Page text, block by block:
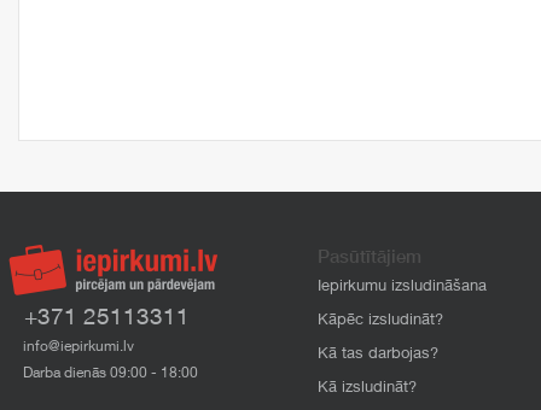
+371 25113311
info@iepirkumi.lv
Darba dienās 09:00 - 18:00
Pasūtītājiem
Iepirkumu izsludināšana
Kāpēc izsludināt?
Kā tas darbojas?
Kā izsludināt?